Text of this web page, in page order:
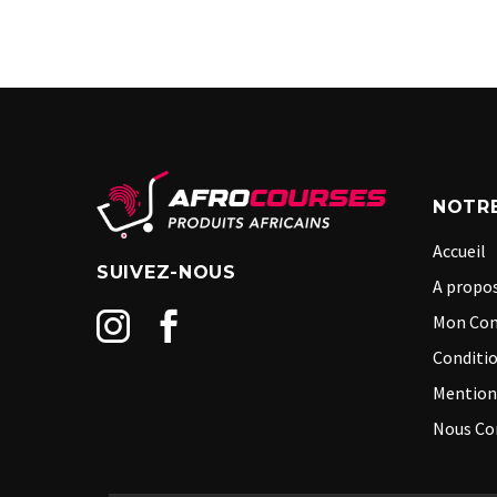
SUIVEZ-NOUS
Accueil
A
Mon
Nous